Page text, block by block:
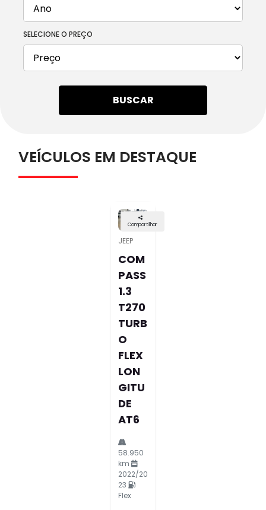
SELECIONE O PREÇO
BUSCAR
VEÍCULOS EM DESTAQUE
Compartilhar
JEEP
COM
PASS
1.3
T270
TURB
O
FLEX
LON
GITU
DE
AT6
58.950
km
2022/20
23
Flex